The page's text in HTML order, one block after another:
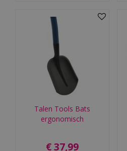
Talen Tools Bats
ergonomisch
€ 37,99